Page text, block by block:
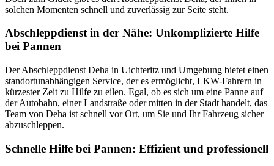
solchen Momenten schnell und zuverlässig zur Seite steht.
Abschleppdienst in der Nähe: Unkomplizierte Hilfe
bei Pannen
Der Abschleppdienst Deha in Uichteritz und Umgebung bietet einen
standortunabhängigen Service, der es ermöglicht, LKW-Fahrern in
kürzester Zeit zu Hilfe zu eilen. Egal, ob es sich um eine Panne auf
der Autobahn, einer Landstraße oder mitten in der Stadt handelt, das
Team von Deha ist schnell vor Ort, um Sie und Ihr Fahrzeug sicher
abzuschleppen.
Schnelle Hilfe bei Pannen: Effizient und professionell